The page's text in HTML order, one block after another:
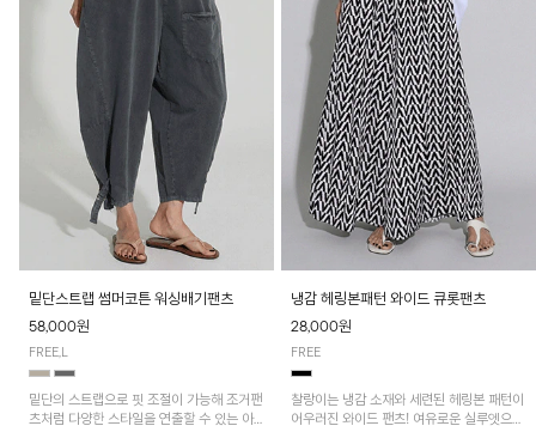
밑단스트랩 썸머코튼 워싱배기팬츠
58,000원
FREE,L
밑단의 스트랩으로 핏 조절이 가능해 조거팬
츠처럼 다양한 스타일을 연출할 수 있는 아
냉감 헤링본패턴 와이드 큐롯팬츠
28,000원
FREE
찰랑이는 냉감 소재와 세련된 헤링본 패턴이
어우러진 와이드 팬츠! 여유로운 실루엣으로